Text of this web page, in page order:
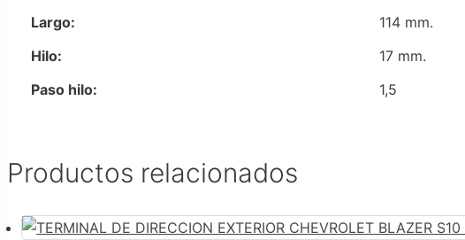
Largo:
114 mm.
Hilo:
17 mm.
Paso hilo:
1,5
Productos relacionados